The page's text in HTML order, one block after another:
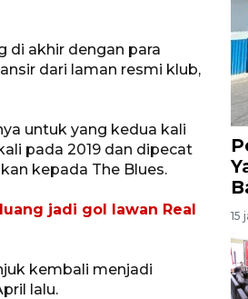
di akhir dengan para
dari laman resmi klub,
untuk yang kedua kali
pada 2019 dan dipecat
kepada The Blues.
jadi gol lawan Real
kembali menjadi
lalu.
15